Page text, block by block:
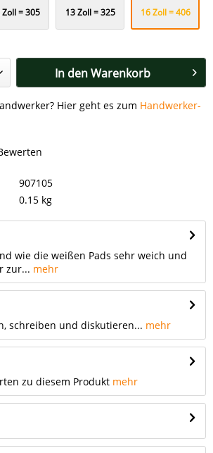
Zoll = 305 13 Zoll = 325 16 Zoll = 406
In denWarenkorb
Hier geht es zum Handwerker-
907105
0.15 kg
wie die weißen Pads sehr weich und
zur... mehr
schreiben und diskutieren... mehr
zu diesem Produkt mehr